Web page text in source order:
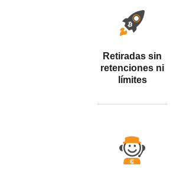
Retiradas sin
retenciones ni
límites